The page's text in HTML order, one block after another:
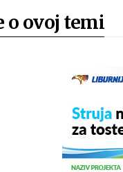
o ovoj temi